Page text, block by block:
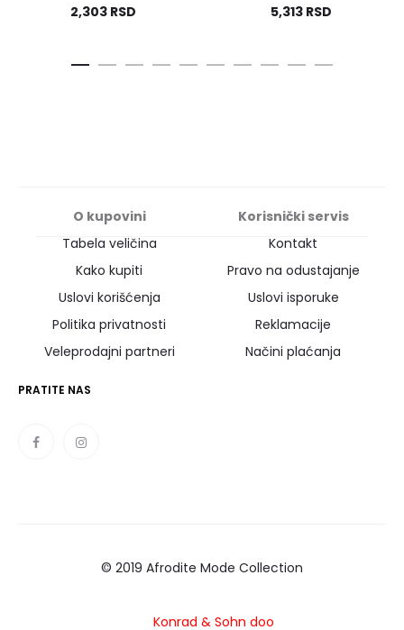
2,303 RSD
5,313 RSD
O kupovini
Korisnički servis
Tabela veličina
Kontakt
Kako kupiti
Pravo na odustajanje
Uslovi korišćenja
Uslovi isporuke
Politika privatnosti
Reklamacije
Veleprodajni partneri
Načini plaćanja
PRATITE NAS
© 2019 Afrodite Mode Collection
Konrad & Sohn doo